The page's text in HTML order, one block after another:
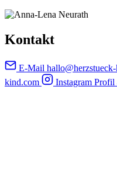
Kontakt
E-Mail
kind.com
Instagram Profil